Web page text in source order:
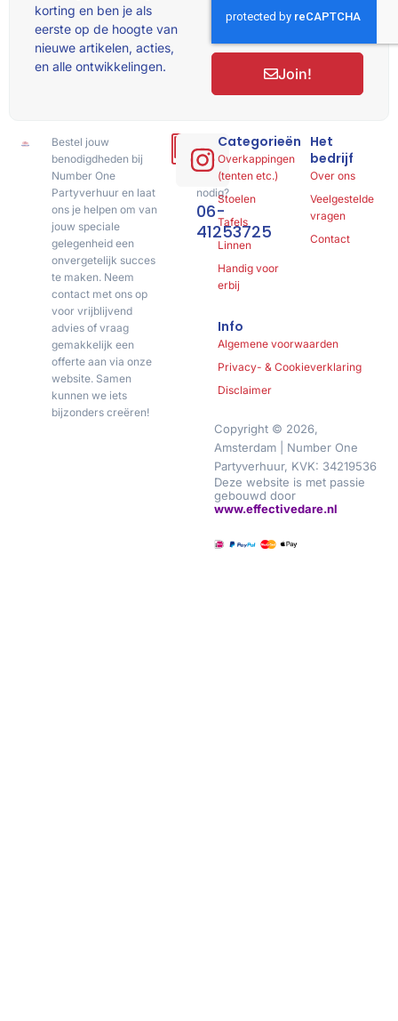
Bestel jouw
benodigdheden bij
Number One
Partyverhuur en laat
ons je helpen om van
jouw speciale
gelegenheid een
onvergetelijk succes
te maken. Neem
contact met ons op
voor vrijblijvend
advies of vraag
gemakkelijk een
offerte aan via onze
website. Samen
kunnen we iets
bijzonders creëren!
Hulp
of
advies
nodig?
06-
41253725
Categorieën
Overkappingen
(tenten etc.)
Stoelen
Tafels
Linnen
Handig voor
erbij
Het
bedrijf
Over ons
Veelgestelde
vragen
Contact
Info
Algemene voorwaarden
Privacy- & Cookieverklaring
Disclaimer
Copyright © 2026,
Amsterdam | Number One
Partyverhuur, KVK: 34219536
Deze website is met passie
gebouwd door
www.effectivedare.nl
korting en ben je als
eerste op de hoogte van
nieuwe artikelen, acties,
en alle ontwikkelingen.
Join!